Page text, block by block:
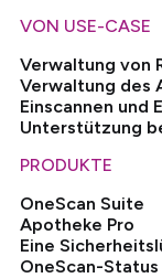
VON USE-CASE
Verwaltung von
Verwaltung des
Einscannen und
Unterstützung
PRODUKTE
OneScan Suite
Apotheke Pro
Eine
OneScan-Status